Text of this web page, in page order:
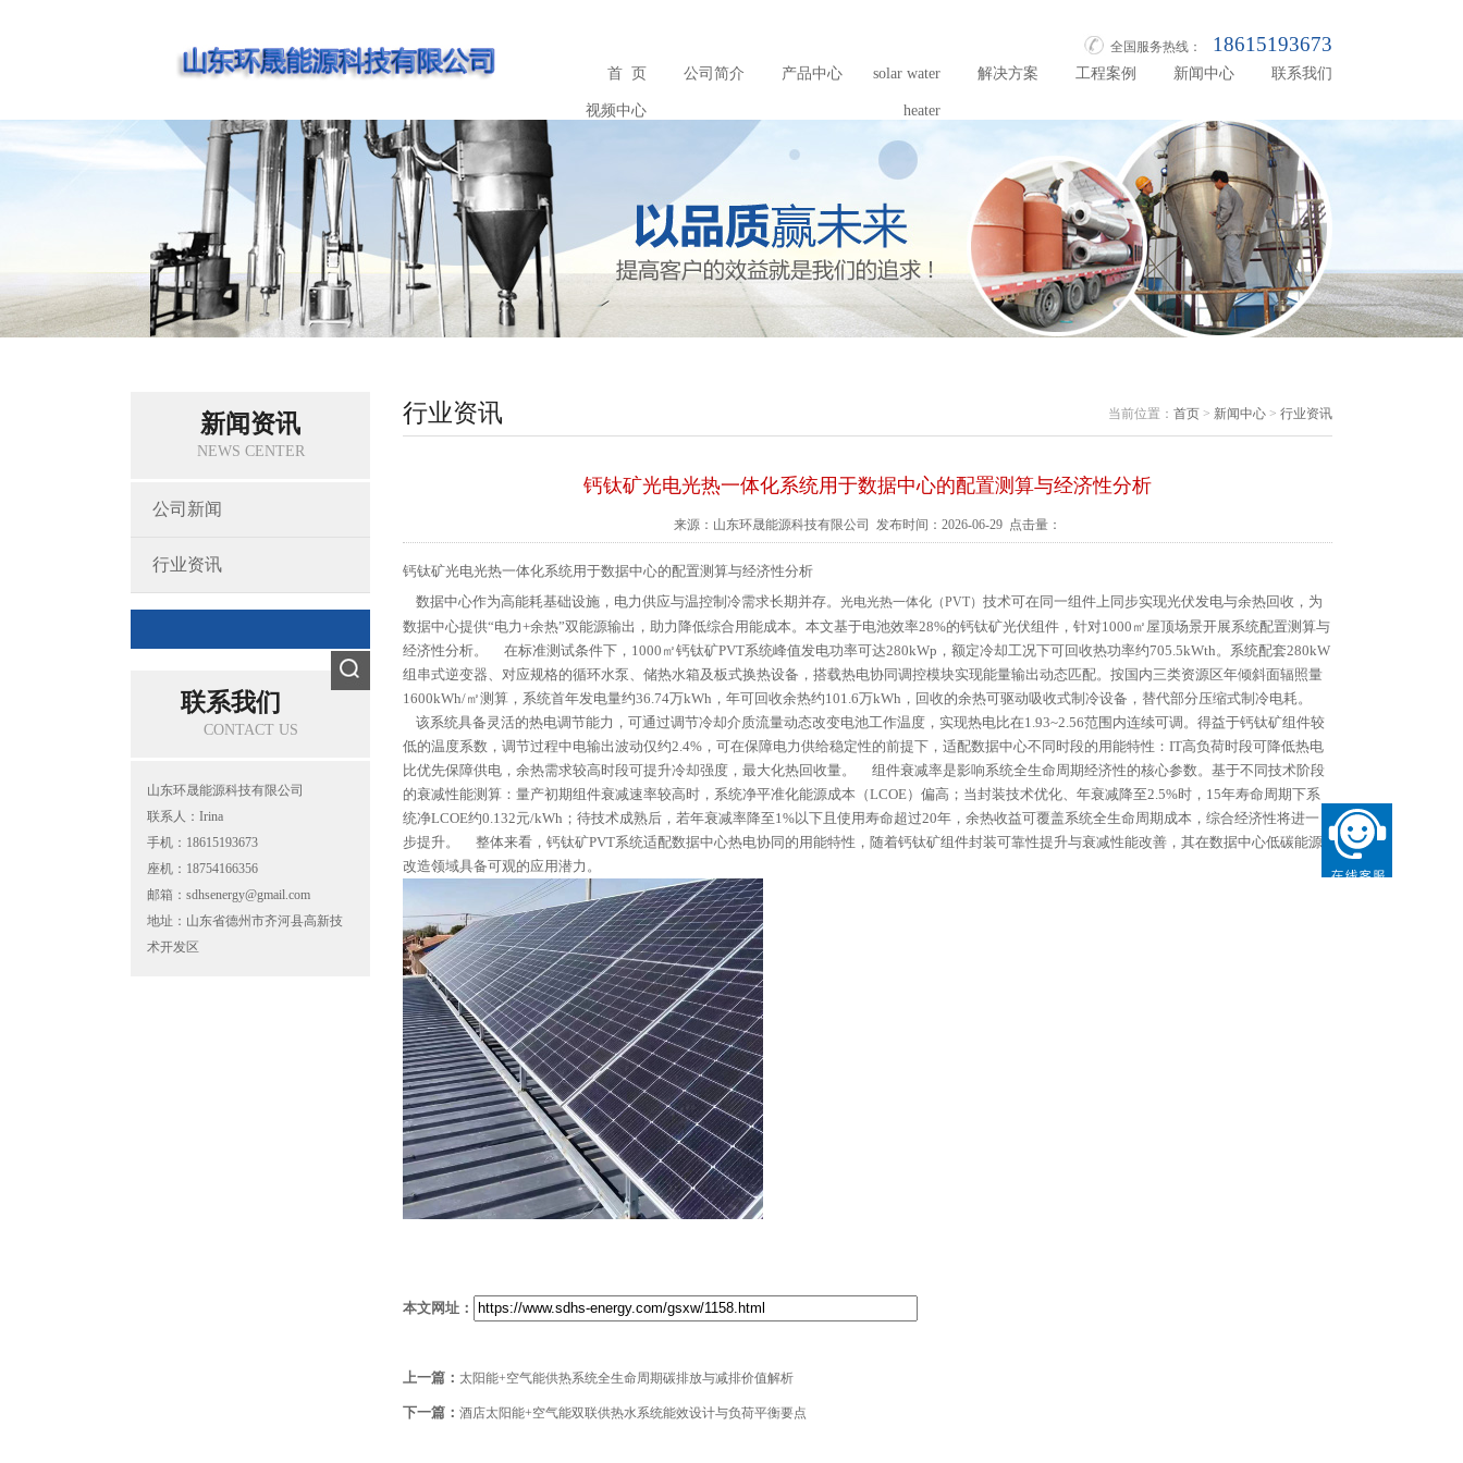
全国服务热线： 18615193673
首 页 公司简介 产品中心 solar water
heater
解决方案 工程案例 新闻中心 联系我们
视频中心
新闻资讯
NEWS CENTER
公司新闻
行业资讯
联系我们
CONTACT US
山东环晟能源科技有限公司
联系人：Irina
手机：18615193673
座机：18754166356
邮箱：sdhsenergy@gmail.com
地址：山东省德州市齐河县高新技
术开发区
当前位置： 首页 > 新闻中心 > 行业资讯
行业资讯
钙钛矿光电光热一体化系统用于数据中心的配置测算与经济性分析
来源： 山东环晟能源科技有限公司 发布时间：2026-06-29 点击量：
钙钛矿光电光热一体化系统用于数据中心的配置测算与经济性分析
数据中心作为高能耗基础设施，电力供应与温控制冷需求长期并存。 光电光热一体化（PVT） 技术可在同一组件上同步实现光伏发电与余热回收，为
数据中心提供“电力+余热”双能源输出，助力降低综合用能成本。本文基于电池效率28%的钙钛矿光伏组件，针对1000㎡屋顶场景开展系统配置测算与
经济性分析。 在标准测试条件下，1000㎡钙钛矿PVT系统峰值发电功率可达280kWp，额定冷却工况下可回收热功率约705.5kWth。系统配套280kW
组串式逆变器、对应规格的循环水泵、储热水箱及板式换热设备，搭载热电协同调控模块实现能量输出动态匹配。按国内三类资源区年倾斜面辐照量
1600kWh/㎡测算，系统首年发电量约36.74万kWh，年可回收余热约101.6万kWh，回收的余热可驱动吸收式制冷设备，替代部分压缩式制冷电耗。
该系统具备灵活的热电调节能力，可通过调节冷却介质流量动态改变电池工作温度，实现热电比在1.93~2.56范围内连续可调。得益于钙钛矿组件较
低的温度系数，调节过程中电输出波动仅约2.4%，可在保障电力供给稳定性的前提下，适配数据中心不同时段的用能特性：IT高负荷时段可降低热电
比优先保障供电，余热需求较高时段可提升冷却强度，最大化热回收量。 组件衰减率是影响系统全生命周期经济性的核心参数。基于不同技术阶段
的衰减性能测算：量产初期组件衰减速率较高时，系统净平准化能源成本（LCOE）偏高；当封装技术优化、年衰减降至2.5%时，15年寿命周期下系
统净LCOE约0.132元/kWh；待技术成熟后，若年衰减率降至1%以下且使用寿命超过20年，余热收益可覆盖系统全生命周期成本，综合经济性将进一
步提升。 整体来看，钙钛矿PVT系统适配数据中心热电协同的用能特性，随着钙钛矿组件封装可靠性提升与衰减性能改善，其在数据中心低碳能源
改造领域具备可观的应用潜力。
本文网址：
上一篇： 太阳能+空气能供热系统全生命周期碳排放与减排价值解析
下一篇： 酒店太阳能+空气能双联供热水系统能效设计与负荷平衡要点